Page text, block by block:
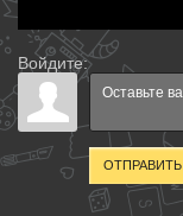
Войдите:
ОТПРАВИТЬ